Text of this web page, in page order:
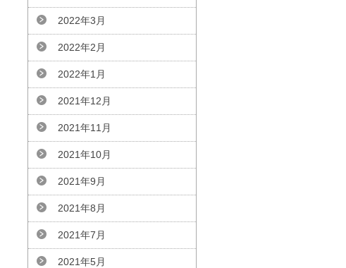
2022年3月
2022年2月
2022年1月
2021年12月
2021年11月
2021年10月
2021年9月
2021年8月
2021年7月
2021年5月